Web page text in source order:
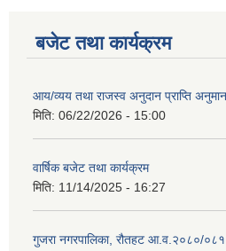
बजेट तथा कार्यक्रम
आय/व्यय तथा राजस्व अनुदान प्राप्ति अनुमान
मिति: 06/22/2026 - 15:00
वार्षिक बजेट तथा कार्यक्रम
मिति: 11/14/2025 - 16:27
गुजरा नगरपालिका, रौतहट आ.व.२०८०/०८१